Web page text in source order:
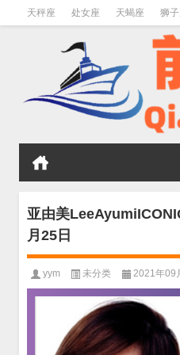
天秤座 处女座 天蝎座 狮
亚由美
月25日
yym 未分类 2021年09